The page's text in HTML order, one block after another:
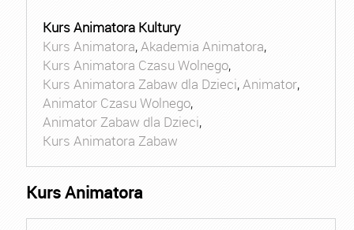
Kurs Animatora Kultury
Kurs Animatora,Akademia Animatora,
Kurs Animatora Czasu Wolnego,
Kurs Animatora Zabaw dla Dzieci,Animator,
Animator Czasu Wolnego,
Animator Zabaw dla Dzieci,
Kurs Animatora Zabaw
Kurs Animatora